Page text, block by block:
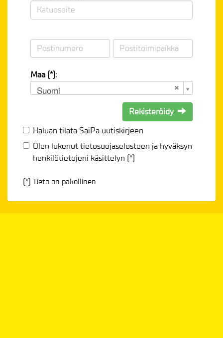
Maa (*):
Suomi
Rekisteröidy
Haluan tilata SaiPa uutiskirjeen
Olen lukenuttietosuojaselosteen ja hyväksyn
henkilötietojeni käsittelyn (*)
(*) Tieto on pakollinen